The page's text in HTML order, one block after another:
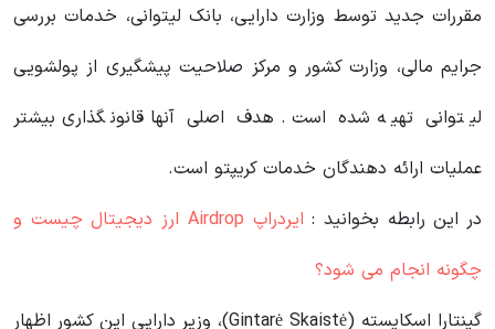
مقررات جدید توسط وزارت دارایی، بانک لیتوانی، خدمات بررسی
جرایم مالی، وزارت کشور و مرکز صلاحیت پیشگیری از پولشویی
لیتوانی تهیه شده است. هدف اصلی آنها قانونگذاری بیشتر
عملیات ارائه دهندگان خدمات کریپتو است.
در این رابطه بخوانید‌ :
ایردراپ Airdrop ارز دیجیتال چیست و
چگونه انجام می شود؟
گینتارا اسکایسته (Gintarė Skaistė)، وزیر دارایی این کشور اظهار